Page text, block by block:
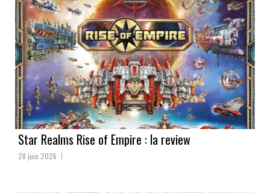
Star Realms Rise of Empire : la review
28 juin 2026